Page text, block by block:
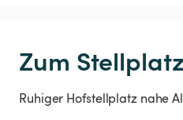
Zum Stellplatz
Ruhiger Hofstellplatz nahe